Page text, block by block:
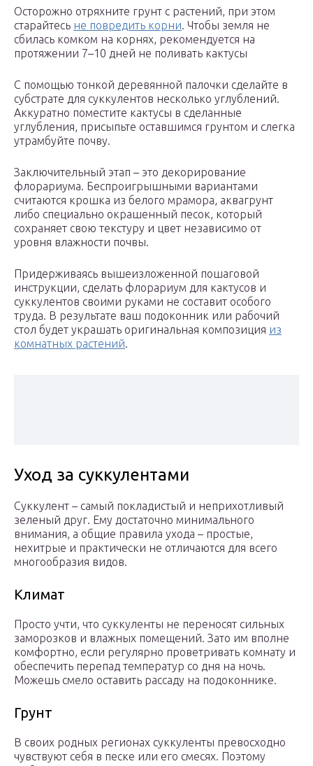
Осторожно отряхните грунт с растений, при этом
старайтесь не повредить корни. Чтобы земля не
сбилась комком на корнях, рекомендуется на
протяжении 7–10 дней не поливать кактусы
С помощью тонкой деревянной палочки сделайте в
субстрате для суккулентов несколько углублений.
Аккуратно поместите кактусы в сделанные
углубления, присыпьте оставшимся грунтом и слегка
утрамбуйте почву.
Заключительный этап – это декорирование
флорариума. Беспроигрышными вариантами
считаются крошка из белого мрамора, аквагрунт
либо специально окрашенный песок, который
сохраняет свою текстуру и цвет независимо от
уровня влажности почвы.
Придерживаясь вышеизложенной пошаговой
инструкции, сделать флорариум для кактусов и
суккулентов своими руками не составит особого
труда. В результате ваш подоконник или рабочий
стол будет украшать оригинальная композиция из
комнатных растений.
Уход за суккулентами
Суккулент – самый покладистый и неприхотливый
зеленый друг. Ему достаточно минимального
внимания, а общие правила ухода – простые,
нехитрые и практически не отличаются для всего
многообразия видов.
Климат
Просто учти, что суккуленты не переносят сильных
заморозков и влажных помещений. Зато им вполне
комфортно, если регулярно проветривать комнату и
обеспечить перепад температур со дня на ночь.
Можешь смело оставить рассаду на подоконнике.
Грунт
В своих родных регионах суккуленты превосходно
чувствуют себя в песке или его смесях. Поэтому